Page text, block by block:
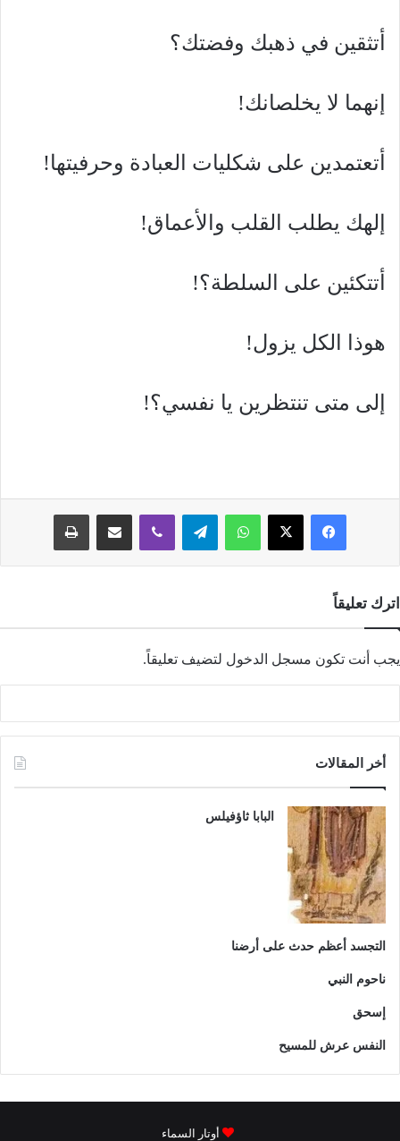
أتثقين في ذهبك وفضتك؟
إنهما لا يخلصانك!
أتعتمدين على شكليات العبادة وحرفيتها!
إلهك يطلب القلب والأعماق!
أتتكئين على السلطة؟!
هوذا الكل يزول!
إلى متى تنتظرين يا نفسي؟!
فيسبوك‫X واتسابتيلقرامڤايبر مشاركة عبر البريد طباعة
اترك تعليقاً
يجب أنت تكون مسجل الدخول لتضيف تعليقاً.
أخر المقالات
البابا ثاؤفيلس
التجسد أعظم حدث على أرضنا
ناحوم النبي
إسحق
النفس عرش للمسيح
أوتار السماء